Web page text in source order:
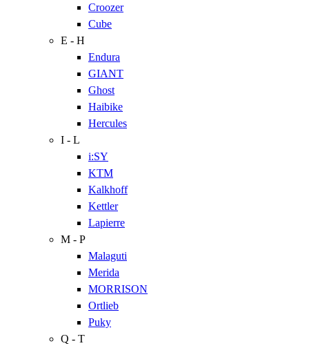
Croozer
Cube
E - H
Endura
GIANT
Ghost
Haibike
Hercules
I - L
i:SY
KTM
Kalkhoff
Kettler
Lapierre
M - P
Malaguti
Merida
MORRISON
Ortlieb
Puky
Q - T